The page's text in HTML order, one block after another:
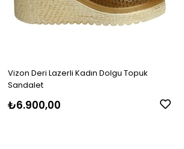
Vizon Deri Lazerli Kadın Dolgu Topuk
Sandalet
₺6.900,00